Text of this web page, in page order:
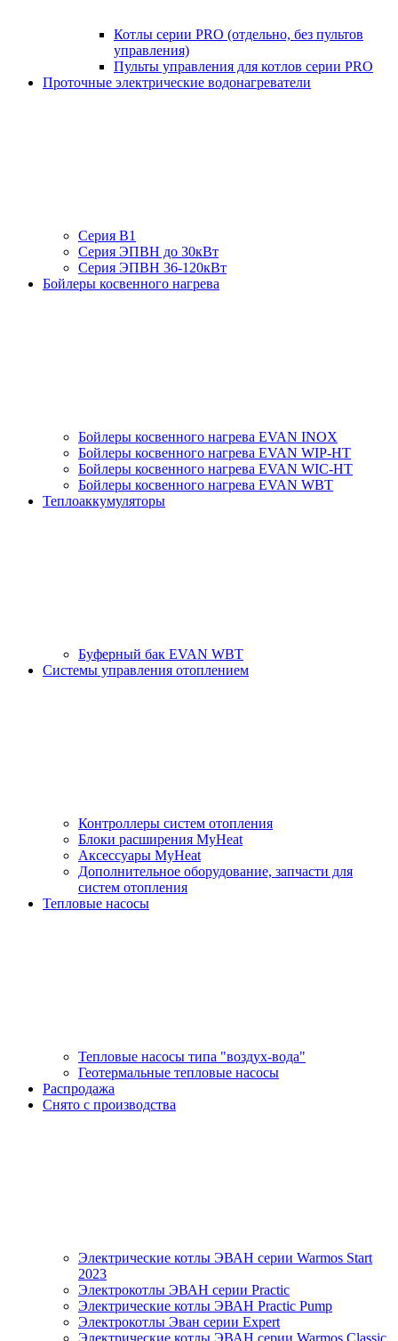
Котлы серии PRO (отдельно, без пультов
управления)
Пульты управления для котлов серии PRO
Проточные электрические водонагреватели
Серия В1
Серия ЭПВН до 30кВт
Серия ЭПВН 36-120кВт
Бойлеры косвенного нагрева
Бойлеры косвенного нагрева EVAN INOX
Бойлеры косвенного нагрева EVAN WIP-HT
Бойлеры косвенного нагрева EVAN WIC-HT
Бойлеры косвенного нагрева EVAN WBT
Теплоаккумуляторы
Буферный бак EVAN WBT
Системы управления отоплением
Контроллеры систем отопления
Блоки расширения MyHeat
Аксессуары MyHeat
Дополнительное оборудование, запчасти для
систем отопления
Тепловые насосы
Тепловые насосы типа "воздух-вода"
Геотермальные тепловые насосы
Распродажа
Снято с производства
Электрические котлы ЭВАН серии Warmos Start
2023
Электрокотлы ЭВАН серии Practic
Электрические котлы ЭВАН Practic Pump
Электрокотлы Эван серии Expert
Электрические котлы ЭВАН серии Warmos Classic